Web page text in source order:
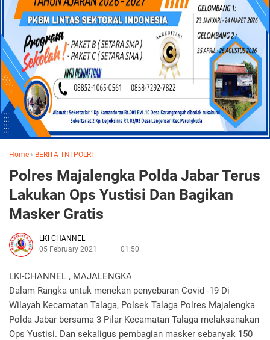
Home › BERITA TNI-POLRI
Polres Majalengka Polda Jabar Terus
Lakukan Ops Yustisi Dan Bagikan
Masker Gratis
LKI CHANNEL
05 February 2021
01:50
LKI-CHANNEL , MAJALENGKA
Dalam Rangka untuk menekan penyebaran Covid -19 Di
Wilayah Kecamatan Talaga, Polsek Talaga Polres Majalengka
Polda Jabar bersama 3 Pilar Kecamatan Talaga melaksanakan
Ops Yustisi. Dan sekaligus pembagian masker sebanyak 150